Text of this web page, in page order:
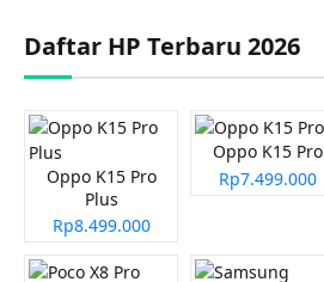
Daftar HP Terbaru 2026
Oppo K15 Pro
Plus
Rp8.499.000
Oppo K15 Pro
Rp7.499.000